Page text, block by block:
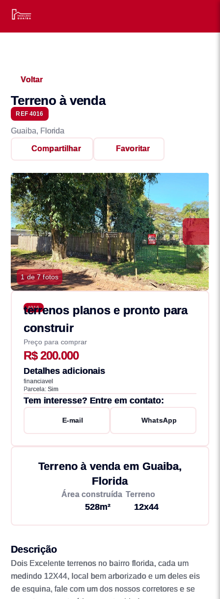
Voltar
Terreno à venda
REF 4016
Guaiba, Florida
Compartilhar Favoritar
1 de 7 fotos
4016
terrenos planos e pronto para
construir
Preço para comprar
R$ 200.000
Detalhes adicionais
financiavel
Parcela: Sim
Tem interesse? Entre em contato:
E-mail WhatsApp
Terreno à venda em Guaiba,
Florida
Área construída
528m²
Terreno
12x44
Descrição
Dois Excelente terrenos no bairro florida, cada um
medindo 12X44, local bem arborizado e um deles eis
de esquina, fale com um dos nossos corretores e se